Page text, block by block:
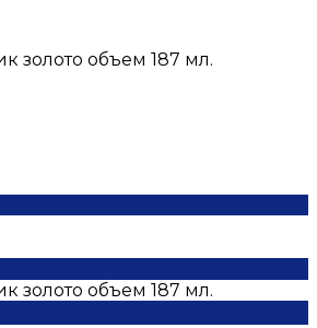
золото объем 187 мл.
золото объем 187 мл.